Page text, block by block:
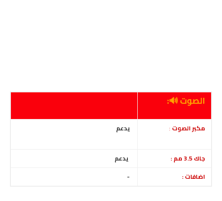
الصوت 🔊:
مكبر الصوت : يدعم
جاك 3.5 مم :
يدعم
اضافات :
-